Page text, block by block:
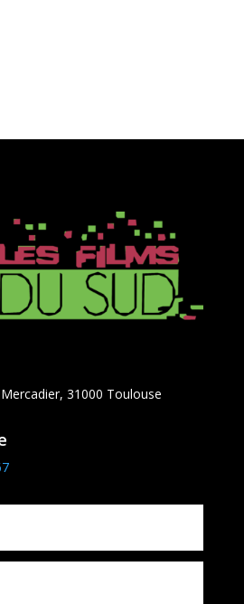
Mercadier, 31000 Toulouse